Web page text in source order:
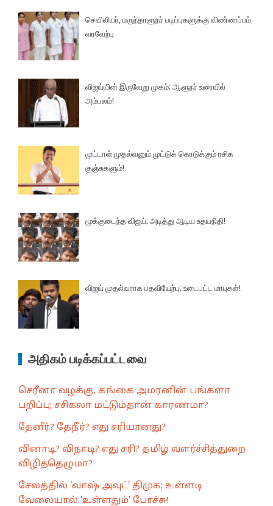
செவிலியர், மருந்தாளுநர் படிப்புகளுக்கு விண்ணப்பம்
வரவேற்பு
விஜய்யின் இருவேறு முகம்; ஆளுநர் உரையில்
அம்பலம்!
முட்டாள் முதல்வனும் முட்டுக் கொடுக்கும் ரசிக
குஞ்சுகளும்!
மூக்குடைந்த விஜய்; அடித்து ஆடிய உதயநிதி!
விஜய் முதல்வராக பதவியேற்பு; உடைபட்ட மரபுகள்!
அதிகம் படிக்கப்பட்டவை
செரீனா வழக்கு, கங்கை அமரனின் பங்களா
பறிப்பு; சசிகலா மட்டும்தான் காரணமா?
தேனீர்? தேநீர்? எது சரியானது?
வினாடி? விநாடி? எது சரி? தமிழ் வளர்ச்சித்துறை
விழித்தெழுமா?
சேலத்தில் ‘வாஷ் அவுட்’ திமுக; உள்ளடி
வேலையால் ‘உள்ளதும்’ போச்சு!